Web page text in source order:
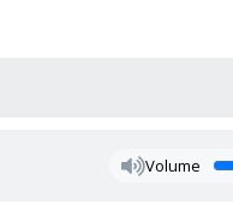
Volume